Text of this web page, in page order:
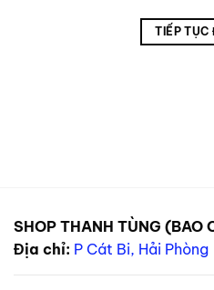
TIẾP TỤC
SHOP THANH TÙNG (BAO
Địa chỉ: P Cát Bi, Hải Phòng